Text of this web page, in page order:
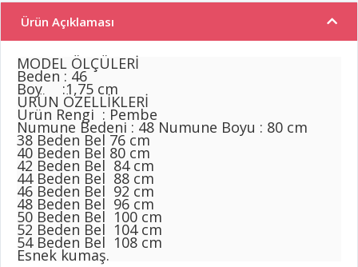
Ürün Açıklaması
MODEL ÖLÇÜLERİ
Beden : 46
Boy :1,75 cm
ÜRÜN ÖZELLİKLERİ
Ürün Rengi : Pembe
Numune Bedeni : 48 Numune Boyu : 80 cm
38 Beden Bel 76 cm
40 Beden Bel 80 cm
42 Beden Bel 84 cm
44 Beden Bel 88 cm
46 Beden Bel 92 cm
48 Beden Bel 96 cm
50 Beden Bel 100 cm
52 Beden Bel 104 cm
54 Beden Bel 108 cm
Esnek kumaş.